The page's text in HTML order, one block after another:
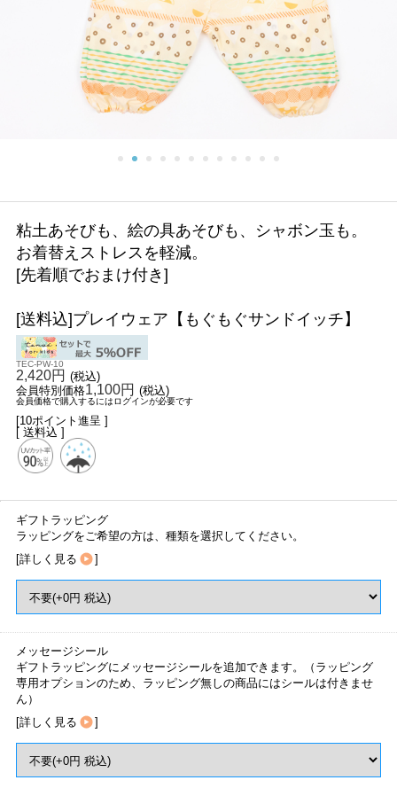
粘土あそびも、絵の具あそびも、シャボン玉も。
お着替えストレスを軽減。
[先着順でおまけ付き]
[送料込]プレイウェア【もぐもぐサンドイッチ】
TEC-PW-10
2,420円 (税込)
会員特別価格1,100円 (税込)
会員価格で購入するにはログインが必要です
[10ポイント進呈 ]
[ 送料込 ]
ギフトラッピング
ラッピングをご希望の方は、種類を選択してください。
[詳しく見る ]
メッセージシール
ギフトラッピングにメッセージシールを追加できます。（ラッピング
専用オプションのため、ラッピング無しの商品にはシールは付きませ
ん）
[詳しく見る ]